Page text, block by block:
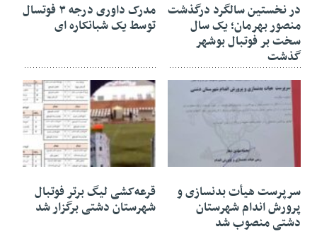
در نخستین سالگرد درگذشت
منصور بهرمان؛ یک سال
سخت بر فوتبال بوشهر
گذشت
مدرک داوری درجه ۳ فوتسال
توسط یک شبانکاره ای
سرپرست هیأت بدنسازی و
پرورش اندام شهرستان
دشتی منصوب شد
۲۶ آبان ۱۴۰۴
قرعه‌کشی لیگ برتر فوتبال
شهرستان دشتی برگزار شد